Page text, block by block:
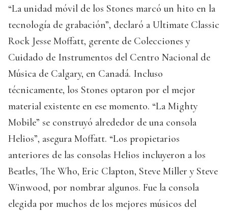
“La unidad móvil de los Stones marcó un hito en la
tecnología de grabación”, declaró a Ultimate Classic
Rock Jesse Moffatt, gerente de Colecciones y
Cuidado de Instrumentos del Centro Nacional de
Música de Calgary, en Canadá. Incluso
técnicamente, los Stones optaron por el mejor
material existente en ese momento. “La Mighty
Mobile” se construyó alrededor de una consola
Helios”, asegura Moffatt. “Los propietarios
anteriores de las consolas Helios incluyeron a los
Beatles, The Who, Eric Clapton, Steve Miller y Steve
Winwood, por nombrar algunos. Fue la consola
elegida por muchos de los mejores músicos del